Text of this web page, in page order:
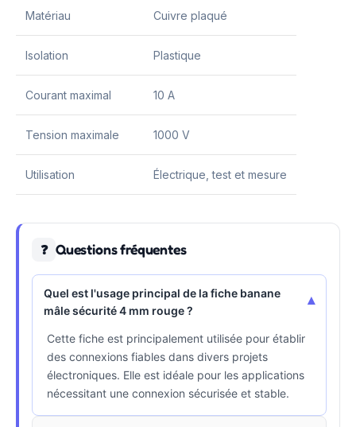
Matériau Cuivre plaqué
Isolation Plastique
Courant maximal 10 A
Tension maximale 1000 V
Utilisation Électrique, test et mesure
❓ Questions fréquentes
Quel est l'usage principal de la fiche banane
mâle sécurité 4 mm rouge ?
▾
Cette fiche est principalement utilisée pour établir
des connexions fiables dans divers projets
électroniques. Elle est idéale pour les applications
nécessitant une connexion sécurisée et stable.